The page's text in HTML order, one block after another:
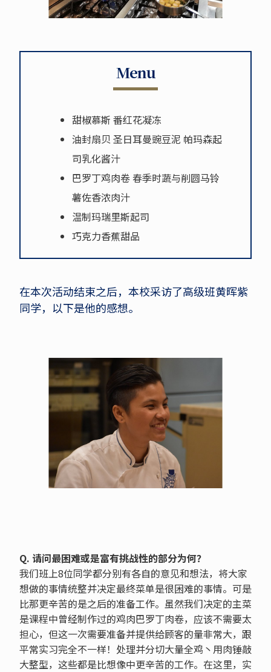
Menu
甜椒慕斯 番红花凝冻
油封扇贝 圣日耳曼豌豆泥 帕玛森起
司乳化酱汁
巴罗丁鸡肉卷 春季时蔬与削圆马铃
薯佐香浓肉汁
温制玛瑞里斯起司
巧克力香蕉甜品
在本次活动结束之后，本校采访了高级班黄晖紫
同学，以下是他的感想。
Q. 请问最困难或是富有挑战性的部分为何？
我们班上8位同学都分别有各自的意见和想法，将大家
想做的事情统整并决定最终菜单是很困难的事情。可是
比那更辛苦的是之后的准备工作。虽然我们决定的主菜
是课程中曾经制作过的鸡肉巴罗丁肉卷，应该不需要太
担心，但这一次需要准备并提供给顾客的量非常大，跟
平常实习完全不一样！处理并分切大量全鸡丶用肉锤敲
大整型，这些都是比想像中更辛苦的工作。在这里，实